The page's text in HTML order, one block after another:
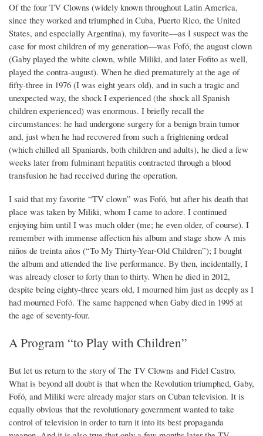
Of the four TV Clowns (widely known throughout Latin America,
since they worked and triumphed in Cuba, Puerto Rico, the United
States, and especially Argentina), my favorite—as I suspect was the
case for most children of my generation—was Fofó, the august clown
(Gaby played the white clown, while Miliki, and later Fofito as well,
played the contra-august). When he died prematurely at the age of
fifty-three in 1976 (I was eight years old), and in such a tragic and
unexpected way, the shock I experienced (the shock all Spanish
children experienced) was enormous. I briefly recall the
circumstances: he had undergone surgery for a benign brain tumor
and, just when he had recovered from such a frightening ordeal
(which chilled all Spaniards, both children and adults), he died a few
weeks later from fulminant hepatitis contracted through a blood
transfusion he had received during the operation.
I said that my favorite “TV clown” was Fofó, but after his death that
place was taken by Miliki, whom I came to adore. I continued
enjoying him until I was much older (me; he even older, of course). I
remember with immense affection his album and stage show A mis
niños de treinta años (“To My Thirty-Year-Old Children”); I bought
the album and attended the live performance. By then, incidentally, I
was already closer to forty than to thirty. When he died in 2012,
despite being eighty-three years old, I mourned him just as deeply as I
had mourned Fofó. The same happened when Gaby died in 1995 at
the age of seventy-four.
A Program “to Play with Children”
But let us return to the story of The TV Clowns and Fidel Castro.
What is beyond all doubt is that when the Revolution triumphed, Gaby,
Fofó, and Miliki were already major stars on Cuban television. It is
equally obvious that the revolutionary government wanted to take
control of television in order to turn it into its best propaganda